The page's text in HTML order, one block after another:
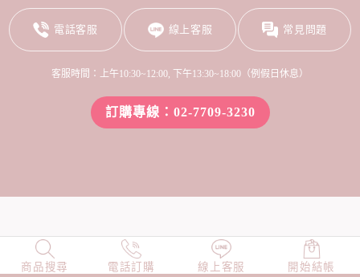
商品搜尋 電話訂購 線上客服 開始結帳
NEW 店長精選 TOP100 小編穿搭
電話客服 線上客服 常見問題
客服時間：上午10:30~12:00, 下午13:30~18:00（例假日休息）
訂購專線：02-7709-3230